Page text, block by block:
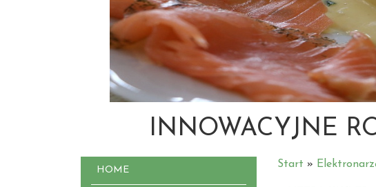
INNOWACYJNE
HOME
Start »